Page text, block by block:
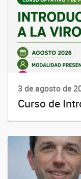
3 de agosto de
Curso de